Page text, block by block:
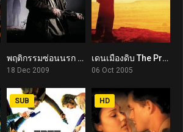
5.3พฤติกรรมซ่อนนรก The New Daughter (2009)
18 Dec 2009
7.3เดนเมืองดิบ The Proposition (2005)
06 Oct 2005
SUB HD